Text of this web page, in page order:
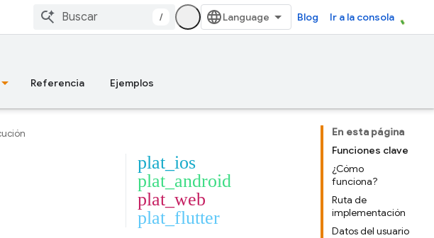
/ Blog Ir a la consola
Referencia Ejemplos
En esta página
Funciones clave
¿Cómo
funciona?
Ruta de
implementación
Datos del usuario
plat_ios
plat_android
plat_web
plat_flutter